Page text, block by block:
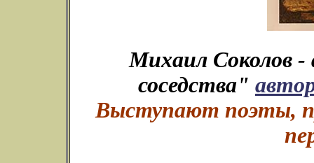
Михаил Соколов
соседства"
Выступают поэты,